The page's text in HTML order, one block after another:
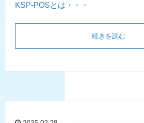
KSP-POSとは・・・
続きを読む